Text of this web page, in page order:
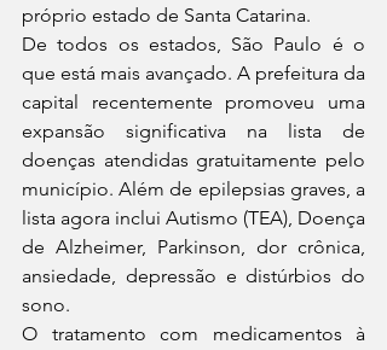
próprio estado de Santa Catarina.
De todos os estados, São Paulo é o
que está mais avançado. A prefeitura da
capital recentemente promoveu uma
expansão significativa na lista de
doenças atendidas gratuitamente pelo
município. Além de epilepsias graves, a
lista agora inclui Autismo (TEA), Doença
de Alzheimer, Parkinson, dor crônica,
ansiedade, depressão e distúrbios do
sono.
O tratamento com medicamentos à